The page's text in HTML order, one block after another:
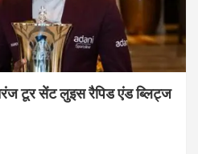
टूर सेंट लुइस रैपिड एंड ब्लिट्ज